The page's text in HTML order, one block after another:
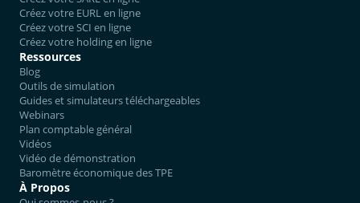
Créez votre EURL en ligne
Créez votre SCI en ligne
Créez votre holding en ligne
Ressources
Blog
Outils de simulation
Guides et simulateurs téléchargeables
Webinars
Plan comptable général
Vidéos
Vidéo de démonstration
Baromètre économique des TPE
À Propos